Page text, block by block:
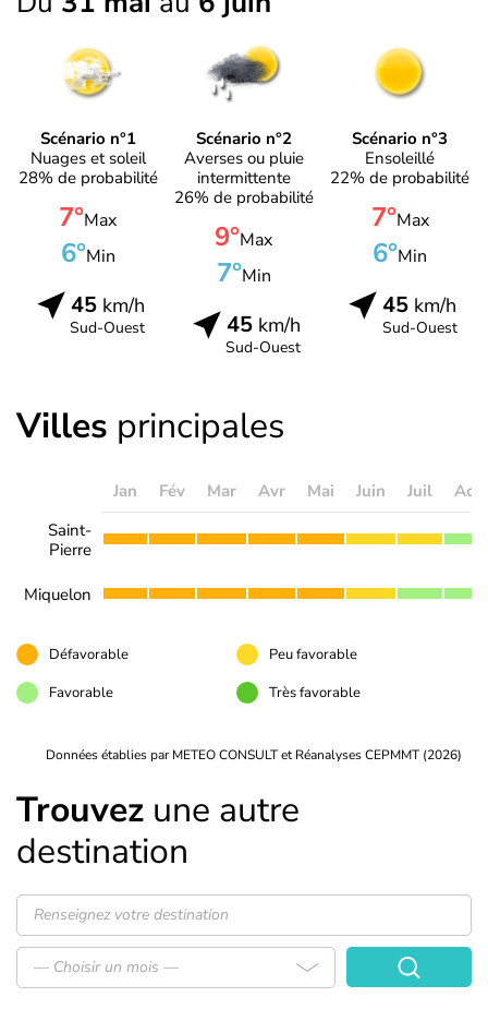
Scénario n°1
Nuages et soleil
28% de probabilité
7°Max
6°Min
45km/h
Sud-Ouest
Scénario n°2
Averses ou pluie
intermittente
26% de probabilité
9°Max
7°Min
45km/h
Sud-Ouest
Scénario n°3
Ensoleillé
22% de probabilité
7°Max
6°Min
45 km/h
Sud-Ouest
Villes principales
Jan Fév Mar Avr Mai Juin Juil
Saint-
Pierre
Miquelon
Défavorable
Peu favorable
Favorable
Très favorable
Données établies par METEO CONSULT et Réanalyses CEPMMT (2026)
Trouvez une autre
destination
— Choisir un mois —